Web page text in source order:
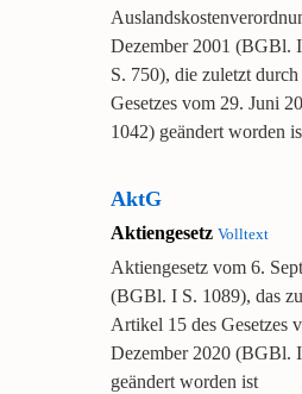
Dezember 2001 (BGBl.
S. 750), die zuletzt
Gesetzes vom 29. Juni
1042) geändert worden
AktG
AktiengesetzVolltext
Aktiengesetz vom 6.
(BGBl. I S. 1089), das
Artikel 15 des Gesetzes
Dezember 2020 (BGBl.
geändert worden ist